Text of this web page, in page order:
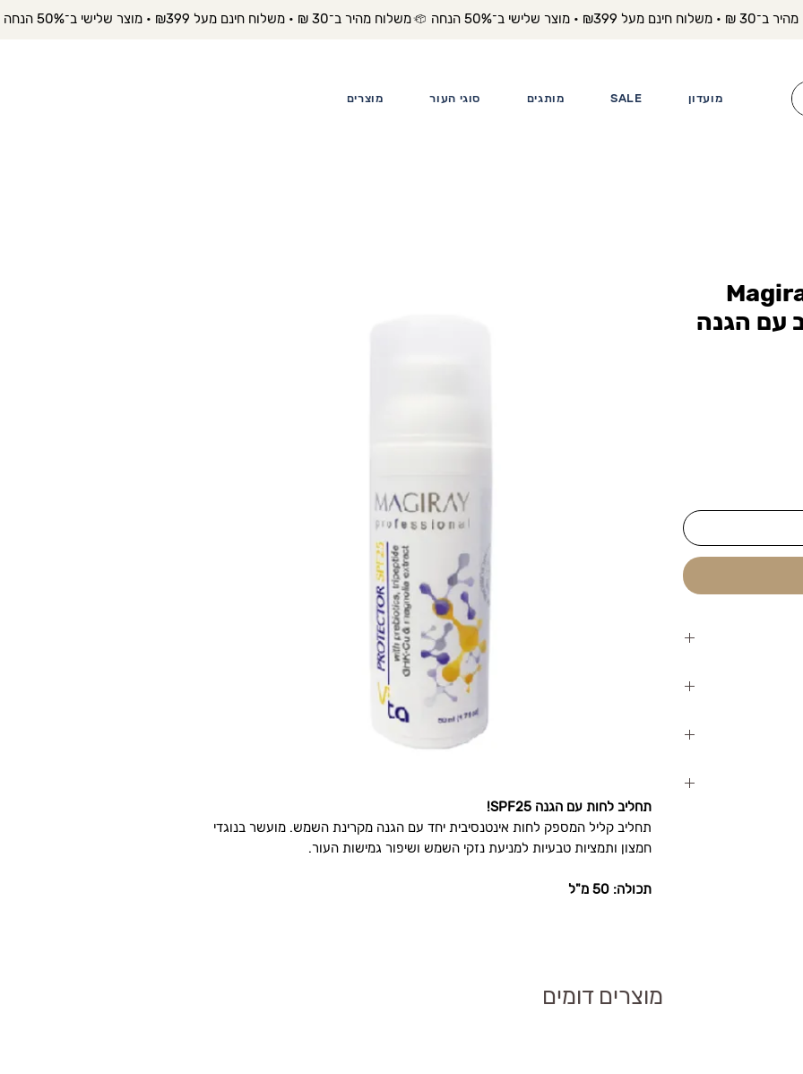
משלוח מהיר ב־30 ₪ • משלוח חינם מעל ₪399 • מוצר שלישי ב־50% הנחה
מוצרים סוגי העור מותגים SALE מועדון
תחליב לחות עם הגנה SPF25!
תחליב קליל המספק לחות אינטנסיבית יחד עם הגנה מקרינת השמש. מועשר בנוגדי
חמצון ותמציות טבעיות למניעת נזקי השמש ושיפור גמישות העור.
תכולה: 50 מ"ל
ולחות
את האלסטיות
העור
ולספוג עד
עם לחות
מוצרים דומים